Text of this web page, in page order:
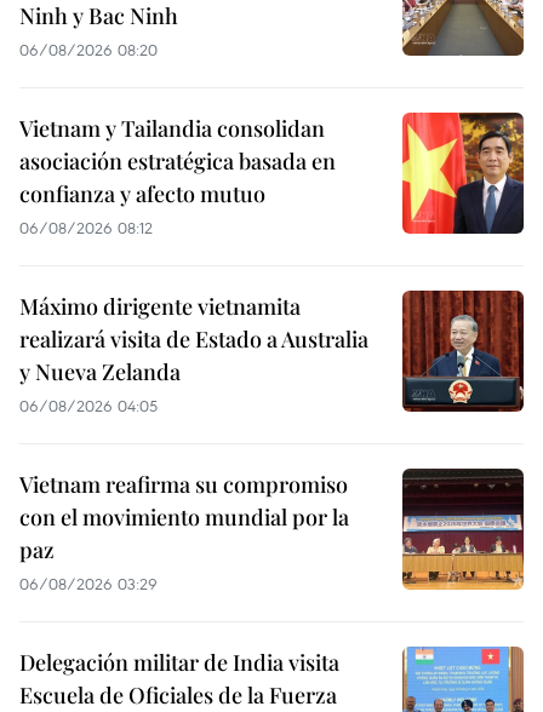
Ninh y Bac Ninh
06/08/2026 08:20
Vietnam y Tailandia consolidan
asociación estratégica basada en
confianza y afecto mutuo
06/08/2026 08:12
Máximo dirigente vietnamita
realizará visita de Estado a Australia
y Nueva Zelanda
06/08/2026 04:05
Vietnam reafirma su compromiso
con el movimiento mundial por la
paz
06/08/2026 03:29
Delegación militar de India visita
Escuela de Oficiales de la Fuerza